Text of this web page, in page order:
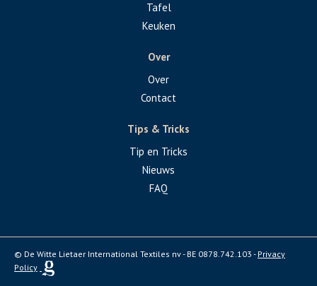
Tafel
Keuken
Over
Over
Contact
Tips & Tricks
Tip en Tricks
Nieuws
FAQ
© De Witte Lietaer International Textiles nv - BE 0878.742.103 - Privacy
Policy